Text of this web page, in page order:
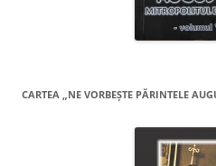
CARTEA „NE VORBEŞTE PĂRINTELE